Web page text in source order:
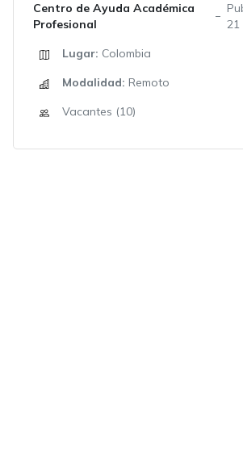
Centro de Ayuda Académica
Profesional
21
Lugar: Colombia
Modalidad: Remoto
Vacantes (10)